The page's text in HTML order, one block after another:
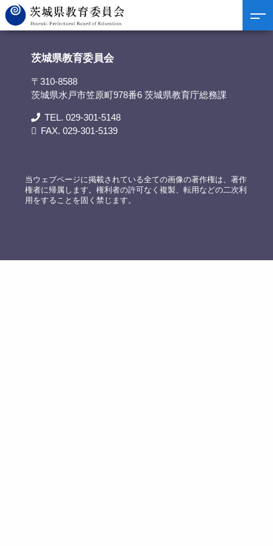
茨城県教育委員会>議事録>令和6年10月定例教育委員会
茨城県教育委員会
〒310-8588
茨城県水戸市笠原町978番6 茨城県教育庁総務課
TEL. 029-301-5148
FAX. 029-301-5139
当ウェブページに掲載されている全ての画像の著作権は、著作
権者に帰属します。権利者の許可なく複製、転用などの二次利
用をすることを固く禁じます。